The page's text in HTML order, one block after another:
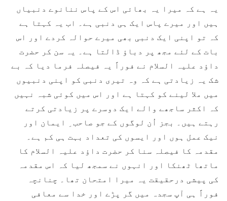
یہ ہے کہ میرا یہ بھائی اس کے پاس ننانوے دنبیاں
ہیں اور میرے پاس ایک ہی دنبی ہے۔ اب یہ کہتا ہے
کہ تو اپنی ایک دنبی بھی میرے حوالہ کردے اور اس
بات کے لئے مجھ پر دباؤ ڈالتا ہے۔ یہ سن کر حضرت
داؤد علیہ السلام نے فوراً یہ فیصلہ فرما دیا کہ بے
شک یہ زیادتی ہے کہ وہ تیری دنبی کو اپنی دنبیوں
میں ملا لینے کو کہتا ہے اور اس میں کوئی شبہ نہیں
کہ اکثر ساجھے والے ایک دوسرے پر زیادتی کرتے
رہتے ہیں۔ بجز اُن لوگوں کے جو صاحب ِ ایمان اور
نیک عمل ہوں اور ایسوں کی تعداد بہت ہی کم ہے۔
مقدمہ کا فیصلہ سنا کر حضرت داؤد علیہ السلام کا
ماتھا ٹھنکا اور انہوں نے سمجھ لیا کہ اس مقدمہ
کی پیشی درحقیقت یہ میرا امتحان تھا۔ چنانچہ
فوراً ہی آپ سجدہ میں گر پڑے اور خدا سے معافی